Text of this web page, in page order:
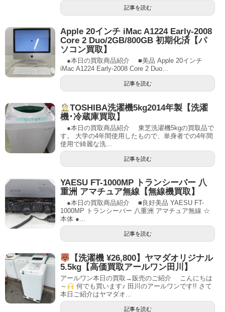
記事を読む
Apple 20インチ iMac A1224 Early-2008
Core 2 Duo/2GB/800GB 初期化済【パ
ソコン買取】
●本日の買取商品紹介 ■美品 Apple 20インチ
iMac A1224 Early-2008 Core 2 Duo...
記事を読む
TOSHIBA洗濯機5kg2014年製【洗濯
機･冷蔵庫買取】
●本日の買取商品紹介 東芝洗濯機5kgの買取品で
す。 大学の4年間使用したもので、単身者での4年間
使用で綺麗な洗...
記事を読む
YAESU FT-1000MP トランシーバー 八
重洲 アマチュア無線【無線機買取】
●本日の買取商品紹介 ■良好美品 YAESU FT-
1000MP トランシーバー 八重洲 アマチュア無線 ☆
本体 ●...
記事を読む
【洗濯機 ¥26,800】ヤマダオリジナル
5.5kg【高価買取アールワン田川】
アールワン本日の買取→販売のご紹介 こんにちは
～
何でも買います♪ 田川のアールワンです!! さて
本日ご紹介はヤマダオ...
記事を読む